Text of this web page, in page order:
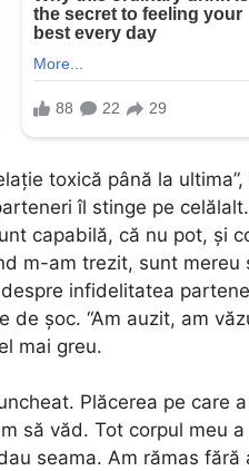
toxică până la
îl stinge pe
capabilă, că nu pot, și
m-am trezit, sunt mereu
infidelitatea
de șoc. “Am auzit, am
mai greu.
Plăcerea pe care
să văd. Tot corpul meu
seama. Am rămas